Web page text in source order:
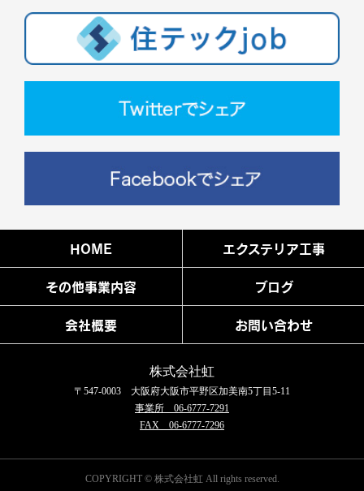
HOME エクステリア工事
その他事業内容 ブログ
会社概要 お問い合わせ
株式会社虹
〒547-0003 大阪府大阪市平野区加美南5丁目5-11
事業所 06-6777-7291
FAX 06-6777-7296
COPYRIGHT © 株式会社虹 All rights reserved.